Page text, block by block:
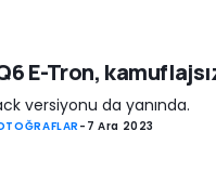
E-Tron,
versiyonu da yanında.
- 7 Ara 2023